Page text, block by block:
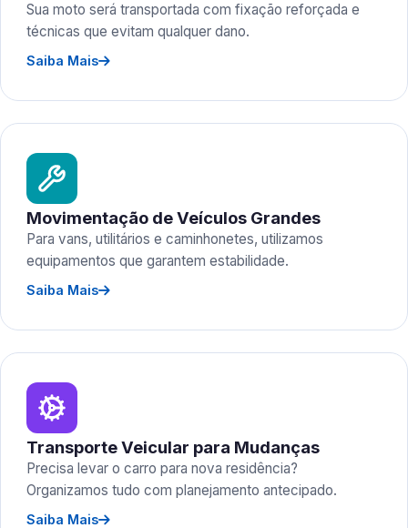
Sua moto será transportada com fixação reforçada e
técnicas que evitam qualquer dano.
Saiba Mais
Movimentação de Veículos Grandes
Para vans, utilitários e caminhonetes, utilizamos
equipamentos que garantem estabilidade.
Saiba Mais
Transporte Veicular para Mudanças
Precisa levar o carro para nova residência?
Organizamos tudo com planejamento antecipado.
Saiba Mais